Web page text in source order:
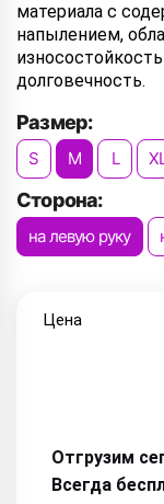
материала с
напылением,
долговечность.
Размер:
S M L
Сторона:
на левую руку
Цена
Отгрузим
Всегда